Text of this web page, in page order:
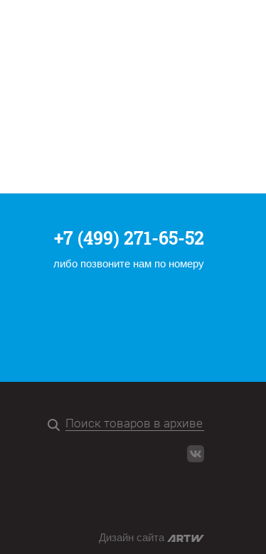
+7 (499) 271-65-52
либо позвоните нам по номеру
Дизайн сайта